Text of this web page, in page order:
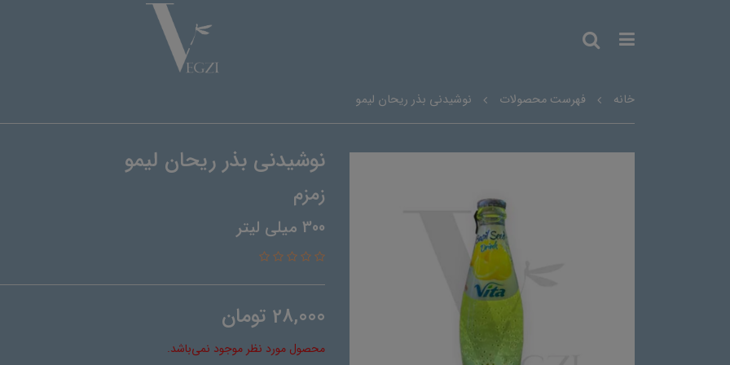
خانه فهرست محصولات نوشیدنی بذر ریحان لیمو
نوشیدنی بذر ریحان لیمو
زمزم
300 میلی لیتر
28,000 تومان
محصول مورد نظر موجود نمی‌باشد.